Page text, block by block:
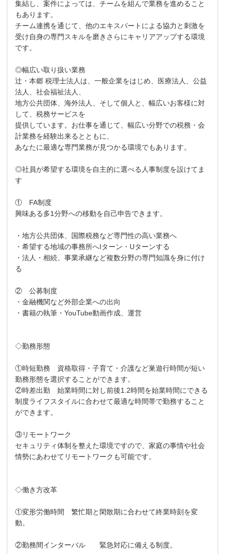
集結し、案件によっては、チームを組んで業務を進めること
もあります。
チーム連携を通じて、他のエキスパートによる協力と刺激を
受け自身の専門スキルを磨きさらにキャリアアップする環境
です。
◎幅広い取り扱い業務
辻・本郷 税理士法人は、一般企業をはじめ、医療法人、公益
法人、社会福祉法人、
地方公共団体、海外法人、そして個人と、幅広いお客様に対
して、税務サービスを
提供しています。お仕事を通じて、幅広い分野での税務・会
計業務を経験出来るとともに、
あなたに最適な専門業務が見つかる環境でもあります。
◎社員が希望する環境を自主的に選べる人事制度を設けてま
す
① FA制度
興味ある多1分野への移動を自己申告できます。
・地方公共団体、国際税務など専門性の高い業務へ
・希望する地域の事務所へIターン・Uターンする
・法人・相続、事業承継など複数分野の専門知識を身に付け
る
② 公募制度
・金融機関など外部企業への出向
・書籍の執筆・YouTube動画作成、運営
◇勤務形態
①時短勤務 資格取得・子育て・介護など巣遊行時間が短い
勤務形態を選択することができます。
②時差出勤 始業時間に対し前後1.2時間を始業時間にできる
制度ライフスタイルに合わせて最適な時間帯で勤務すること
ができます。
③リモートワーク
セキュリティ体制を整えた環境ですので、家庭の事情や社会
情勢にあわせてリモートワークも可能です。
◇働き方改革
①変形労働時間 繁忙期と閑散期に合わせて終業時刻を変
動。
②勤務間インターバル 緊急対応に備える制度。